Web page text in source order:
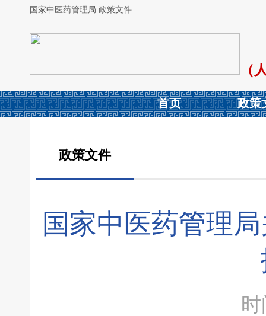
国家中医药管理局 政策文件
（
首页 政策
政策文件
国家中医药管理